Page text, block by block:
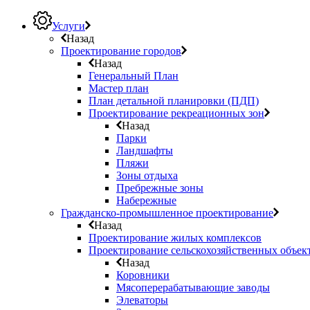
Услуги
Назад
Проектирование городов
Назад
Генеральный План
Мастер план
План детальной планировки (ПДП)
Проектирование рекреационных зон
Назад
Парки
Ландшафты
Пляжи
Зоны отдыха
Пребрежные зоны
Набережные
Гражданско-промышленное проектирование
Назад
Проектирование жилых комплексов
Проектирование сельскохозяйственных
Назад
Коровники
Мясоперерабатывающие заводы
Элеваторы